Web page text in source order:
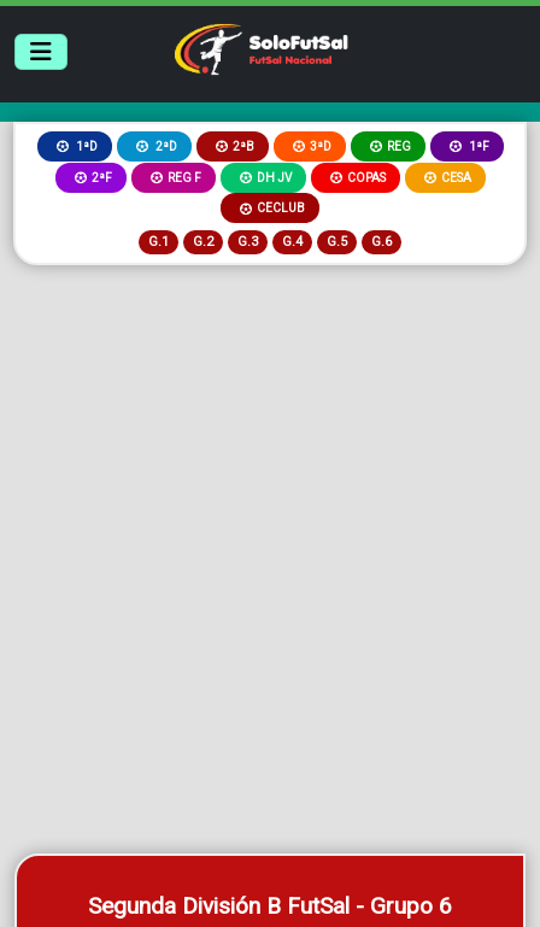
1ªD 2ªD 2ªB 3ªD REG 1ªF
2ªF REG F DH JV COPAS CESA
CECLUB
G.1 G.2 G.3 G.4 G.5 G.6
Segunda División B FutSal - Grupo 6